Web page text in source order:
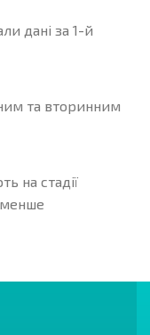
дані за 1-й
та вторинним
на стадії
менше